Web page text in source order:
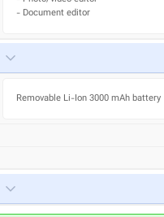
- Document editor
Removable Li-Ion 3000 mAh battery